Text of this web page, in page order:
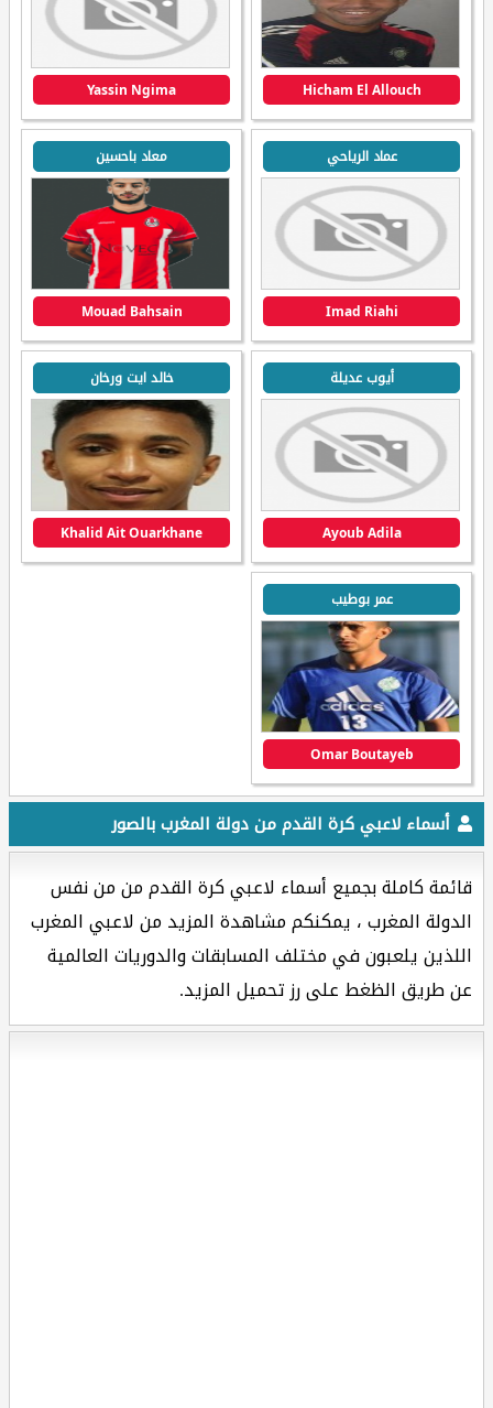
Hicham El Allouch
Yassin Ngima
عماد الرياحي
Imad Riahi
معاد باحسين
Mouad Bahsain
أيوب عديلة
Ayoub Adila
خالد ايت ورخان
Khalid Ait Ouarkhane
عمر بوطيب
Omar Boutayeb
أسماء لاعبي كرة القدم من دولة المغرب بالصور
قائمة كاملة بجميع أسماء لاعبي كرة القدم من من نفس
الدولة المغرب ، يمكنكم مشاهدة المزيد من لاعبي المغرب
اللذين يلعبون في مختلف المسابقات والدوريات العالمية
عن طريق الظغط على رز تحميل المزيد.